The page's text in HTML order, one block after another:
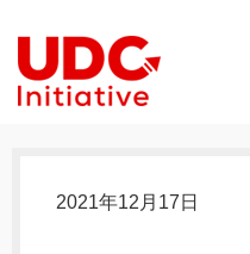
2021年12月17日